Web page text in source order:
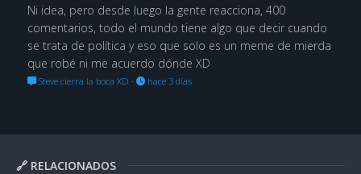
🔗 RELACIONADOS
Ni idea, pero desde luego la gente reacciona, 400
comentarios, todo el mundo tiene algo que decir cuando
se trata de política y eso que solo es un meme de mierda
que robé ni me acuerdo dónde XD
Steve cierra la boca XD · hace 3 días